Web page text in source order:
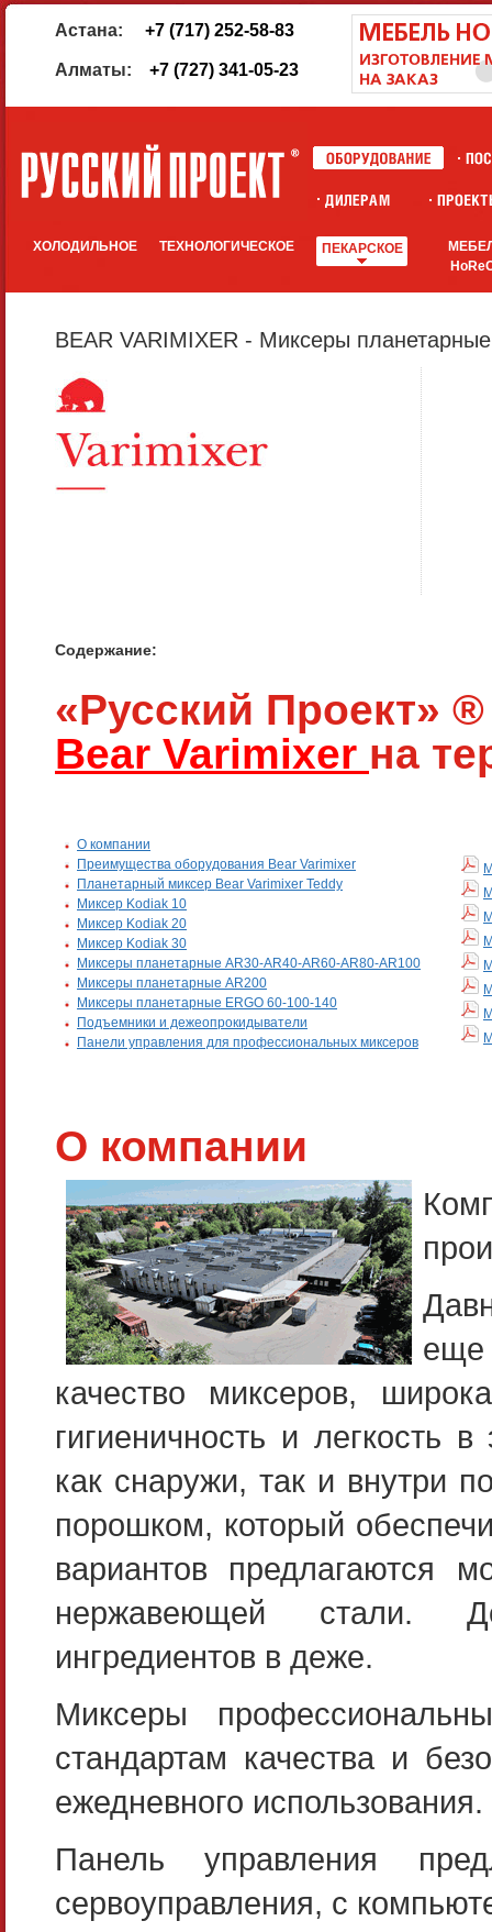
Астана: +7 (717) 252-58-83
Алматы: +7 (727) 341-05-23
ХОЛОДИЛЬНОЕ ТЕХНОЛОГИЧЕСКОЕ ПЕКАРСКОЕ
BEAR VARIMIXER - Миксеры
Содержание:
«Русский Проект»
Bear Varimixer на
О компании
Преимущества оборудования Bear Varimixer
Планетарный миксер Bear Varimixer Teddy
Миксер Kodiak 10
Миксер Kodiak 20
Миксер Kodiak 30
Миксеры планетарные AR30-AR40-AR60-AR80-AR100
Миксеры планетарные AR200
Миксеры планетарные ERGO 60-100-140
Подъемники и дежеопрокидыватели
Панели управления для профессиональных миксеров
О компании
еще
качество миксеров,
гигиеничность и легкость
как снаружи, так и внутри
порошком, который
вариантов
нержавеющей стали.
ингредиентов в деже.
Миксеры
стандартам качества и
ежедневного использования.
Панель управления
сервоуправления, с